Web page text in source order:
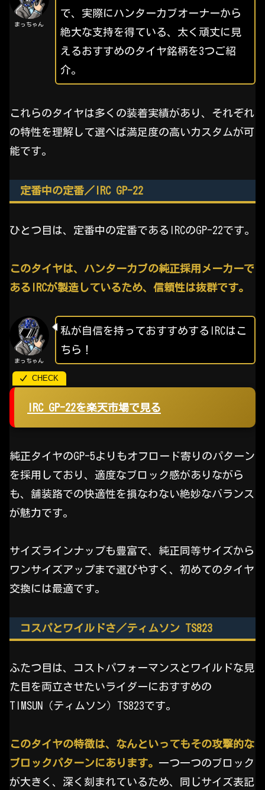
まっちゃん
で、実際にハンターカブオーナーから
絶大な支持を得ている、太く頑丈に見
えるおすすめのタイヤ銘柄を3つご紹
介。
これらのタイヤは多くの装着実績があり、それぞれ
の特性を理解して選べば満足度の高いカスタムが可
能です。
定番中の定番／IRC GP-22
ひとつ目は、定番中の定番であるIRCのGP-22です。
このタイヤは、ハンターカブの純正採用メーカーで
あるIRCが製造しているため、信頼性は抜群です。
まっちゃん
私が自信を持っておすすめするIRCはこ
ちら！
IRC GP-22を楽天市場で見る
純正タイヤのGP-5よりもオフロード寄りのパターン
を採用しており、適度なブロック感がありながら
も、舗装路での快適性を損なわない絶妙なバランス
が魅力です。
サイズラインナップも豊富で、純正同等サイズから
ワンサイズアップまで選びやすく、初めてのタイヤ
交換には最適です。
コスパとワイルドさ／ティムソン TS823
ふたつ目は、コストパフォーマンスとワイルドな見
た目を両立させたいライダーにおすすめの
TIMSUN（ティムソン）TS823です。
このタイヤの特徴は、なんといってもその攻撃的な
ブロックパターンにあります。 一つ一つのブロック
が大きく、深く刻まれているため、同じサイズ表記